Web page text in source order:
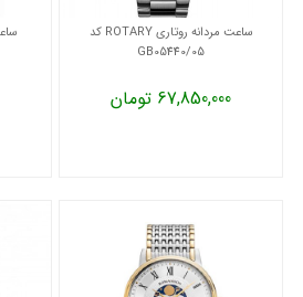
ساعت مردانه روتاری ROTARY کد
GB05440/05
67,850,000 تومان